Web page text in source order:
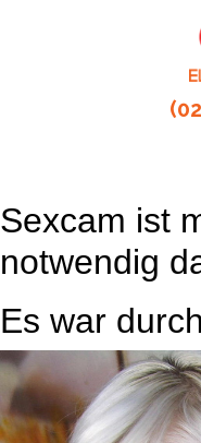
Sexcam ist
notwendig
Es war